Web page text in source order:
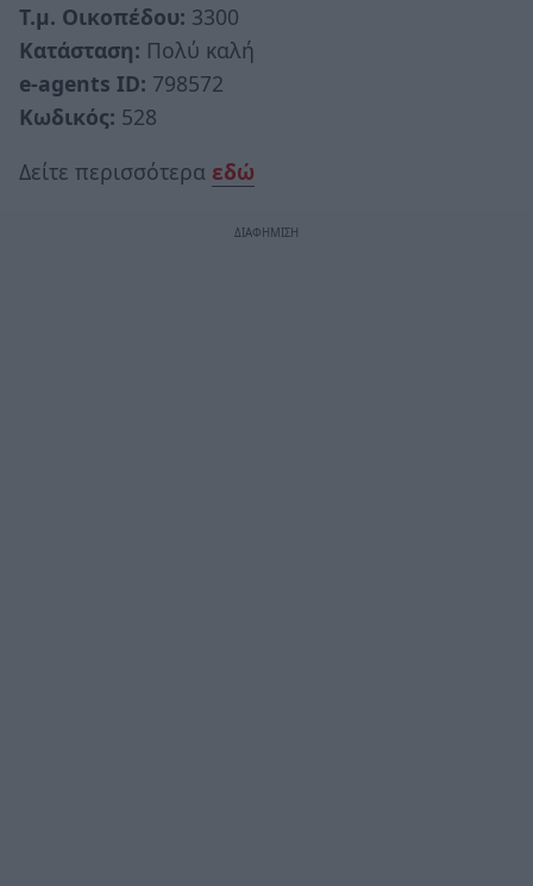
Τ.μ. Οικοπέδου: 3300
Κατάσταση: Πολύ καλή
e-agents ID: 798572
Κωδικός: 528
Δείτε περισσότερα εδώ